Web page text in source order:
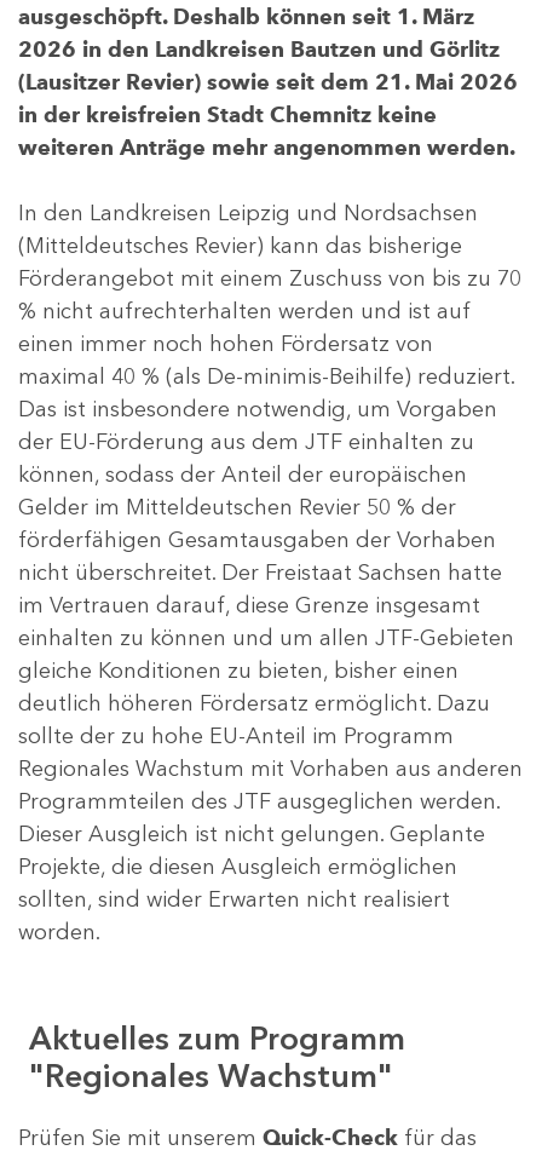
ausgeschöpft. Deshalb können seit 1. März
2026 in den Landkreisen Bautzen und Görlitz
(Lausitzer Revier) sowie seit dem 21. Mai 2026
in der kreisfreien Stadt Chemnitz keine
weiteren Anträge mehr angenommen werden.
In den Landkreisen Leipzig und Nordsachsen
(Mitteldeutsches Revier) kann das bisherige
Förderangebot mit einem Zuschuss von bis zu 70
% nicht aufrechterhalten werden und ist auf
einen immer noch hohen Fördersatz von
maximal 40 % (als De-minimis-Beihilfe) reduziert.
Das ist insbesondere notwendig, um Vorgaben
der EU-Förderung aus dem JTF einhalten zu
können, sodass der Anteil der europäischen
Gelder im Mitteldeutschen Revier 50 % der
förderfähigen Gesamtausgaben der Vorhaben
nicht überschreitet. Der Freistaat Sachsen hatte
im Vertrauen darauf, diese Grenze insgesamt
einhalten zu können und um allen JTF-Gebieten
gleiche Konditionen zu bieten, bisher einen
deutlich höheren Fördersatz ermöglicht. Dazu
sollte der zu hohe EU-Anteil im Programm
Regionales Wachstum mit Vorhaben aus anderen
Programmteilen des JTF ausgeglichen werden.
Dieser Ausgleich ist nicht gelungen. Geplante
Projekte, die diesen Ausgleich ermöglichen
sollten, sind wider Erwarten nicht realisiert
worden.
Aktuelles zum Programm
"Regionales Wachstum"
Prüfen Sie mit unserem Quick-Check für das